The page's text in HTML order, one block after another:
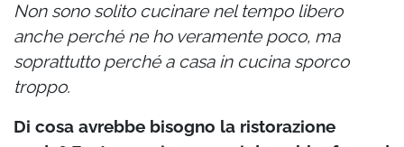
Non sono solito cucinare nel tempo libero
anche perché ne ho veramente poco, ma
soprattutto perché a casa in cucina sporco
troppo.
Di cosa avrebbe bisogno la ristorazione